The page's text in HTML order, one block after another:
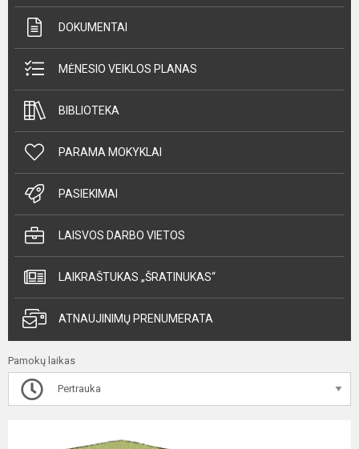
DOKUMENTAI
MĖNESIO VEIKLOS PLANAS
BIBLIOTEKA
PARAMA MOKYKLAI
PASIEKIMAI
LAISVOS DARBO VIETOS
LAIKRAŠTUKAS „ŠRATINUKAS“
ATNAUJINIMŲ PRENUMERATA
Pamokų laikas
Pertrauka